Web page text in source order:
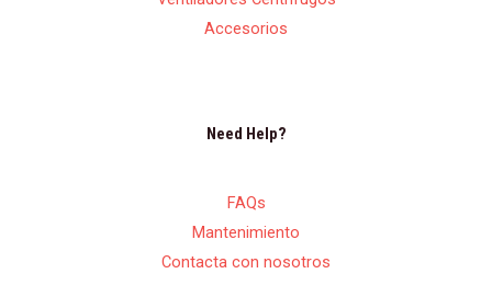
Accesorios
Need Help?
FAQs
Mantenimiento
Contacta con nosotros